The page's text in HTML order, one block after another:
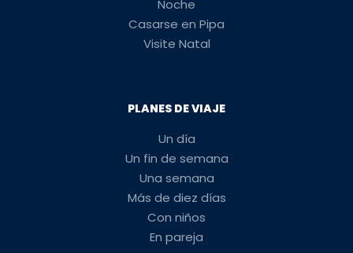
Noche
Casarse en Pipa
Visite Natal
PLANES DE VIAJE
Un día
Un fin de semana
Una semana
Más de diez días
Con niños
En pareja